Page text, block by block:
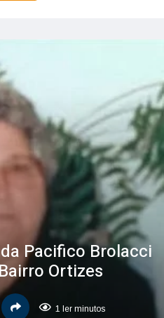
Pacifico Brolacci
Ortizes
1 ler minutos